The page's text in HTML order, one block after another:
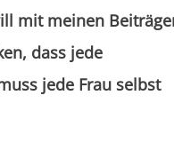
mit meinen
dass jede
jede Frau selbst